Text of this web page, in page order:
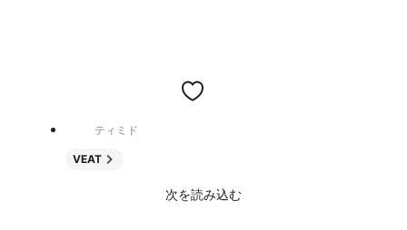
ティミド
VEAT
次を読み込む